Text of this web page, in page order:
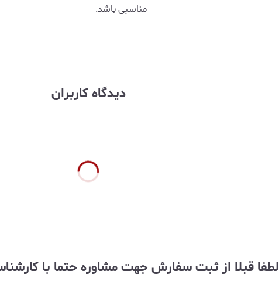
مناسبی باشد.
دیدگاه کاربران
لطفا قبلا از ثبت سفارش جهت مشاوره حتما با